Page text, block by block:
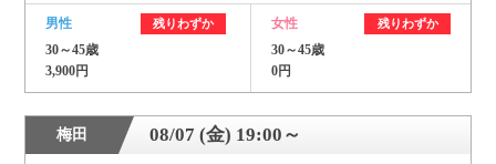
男性 残りわずか
30～45歳
3,900円
女性 残りわずか
30～45歳
0円
梅田 08/07 (金) 19:00～